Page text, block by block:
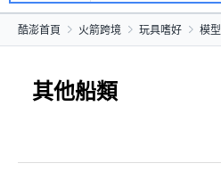
酷澎首頁 火箭跨境 玩具嗜好 模型
其他船類